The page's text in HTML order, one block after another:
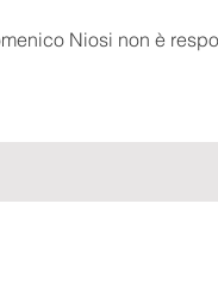
Niosi non è